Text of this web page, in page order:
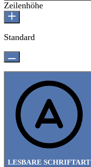
Zeilenhöhe
Standard
LESBARE SCHRIFTART